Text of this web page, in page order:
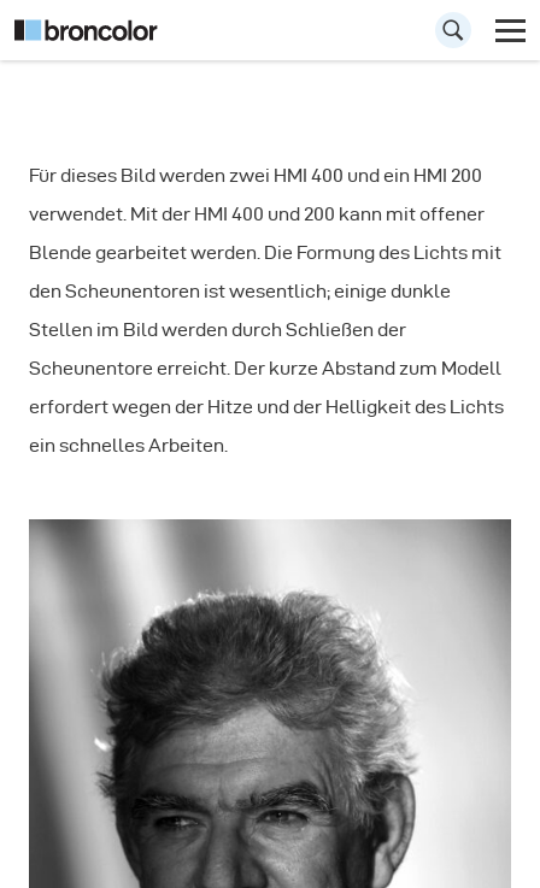
Fotoklappen in der
Fotografie
verwendet
Für dieses Bild werden zwei HMI 400 und ein HMI 200
verwendet. Mit der HMI 400 und 200 kann mit offener
Blende gearbeitet werden. Die Formung des Lichts mit
den Scheunentoren ist wesentlich; einige dunkle
Stellen im Bild werden durch Schließen der
Scheunentore erreicht. Der kurze Abstand zum Modell
erfordert wegen der Hitze und der Helligkeit des Lichts
ein schnelles Arbeiten.